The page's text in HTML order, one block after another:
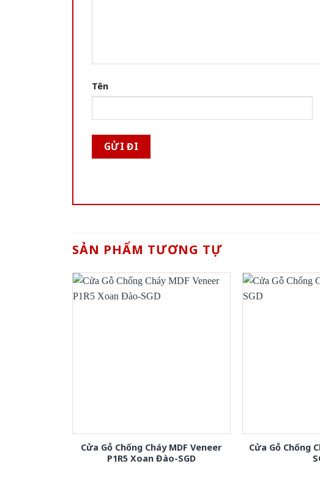
Tên
SẢN PHẨM TƯƠNG TỰ
Cửa Gỗ Chống Cháy MDF Veneer
P1R5 Xoan Đào-SGD
Cửa Gỗ Chống